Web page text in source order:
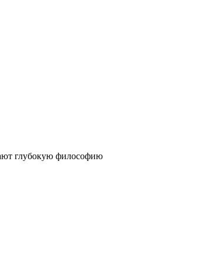
глубокую философию